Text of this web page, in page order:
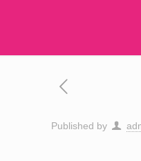
Published by